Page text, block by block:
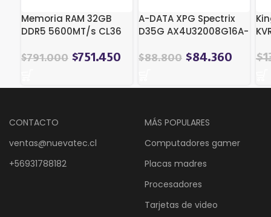
Memoria RAM 32GB
DDR5 5600MT/s CL36
Kingston Fury
$791.000 $751.450
A-DATA XPG Spectrix
D35G AX4U32008G16A-
DIMM DDR4-3200)
$88.800 $84.360
El
$
CONTACTO
ventas@nuevatec.cl
+56931788182
MÁS POPULARES
Computadores gamer
Placas madres
Procesadores
Tarjetas de video